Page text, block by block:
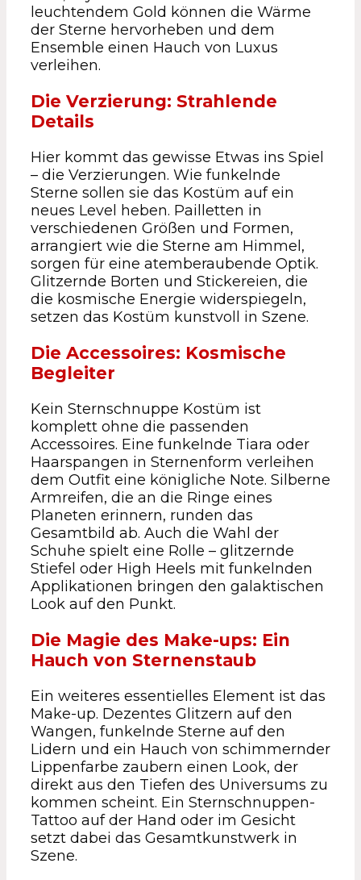
leuchtendem Gold können die Wärme
der Sterne hervorheben und dem
Ensemble einen Hauch von Luxus
verleihen.
Die Verzierung: Strahlende
Details
Hier kommt das gewisse Etwas ins Spiel
– die Verzierungen. Wie funkelnde
Sterne sollen sie das Kostüm auf ein
neues Level heben. Pailletten in
verschiedenen Größen und Formen,
arrangiert wie die Sterne am Himmel,
sorgen für eine atemberaubende Optik.
Glitzernde Borten und Stickereien, die
die kosmische Energie widerspiegeln,
setzen das Kostüm kunstvoll in Szene.
Die Accessoires: Kosmische
Begleiter
Kein Sternschnuppe Kostüm ist
komplett ohne die passenden
Accessoires. Eine funkelnde Tiara oder
Haarspangen in Sternenform verleihen
dem Outfit eine königliche Note. Silberne
Armreifen, die an die Ringe eines
Planeten erinnern, runden das
Gesamtbild ab. Auch die Wahl der
Schuhe spielt eine Rolle – glitzernde
Stiefel oder High Heels mit funkelnden
Applikationen bringen den galaktischen
Look auf den Punkt.
Die Magie des Make-ups: Ein
Hauch von Sternenstaub
Ein weiteres essentielles Element ist das
Make-up. Dezentes Glitzern auf den
Wangen, funkelnde Sterne auf den
Lidern und ein Hauch von schimmernder
Lippenfarbe zaubern einen Look, der
direkt aus den Tiefen des Universums zu
kommen scheint. Ein Sternschnuppen-
Tattoo auf der Hand oder im Gesicht
setzt dabei das Gesamtkunstwerk in
Szene.